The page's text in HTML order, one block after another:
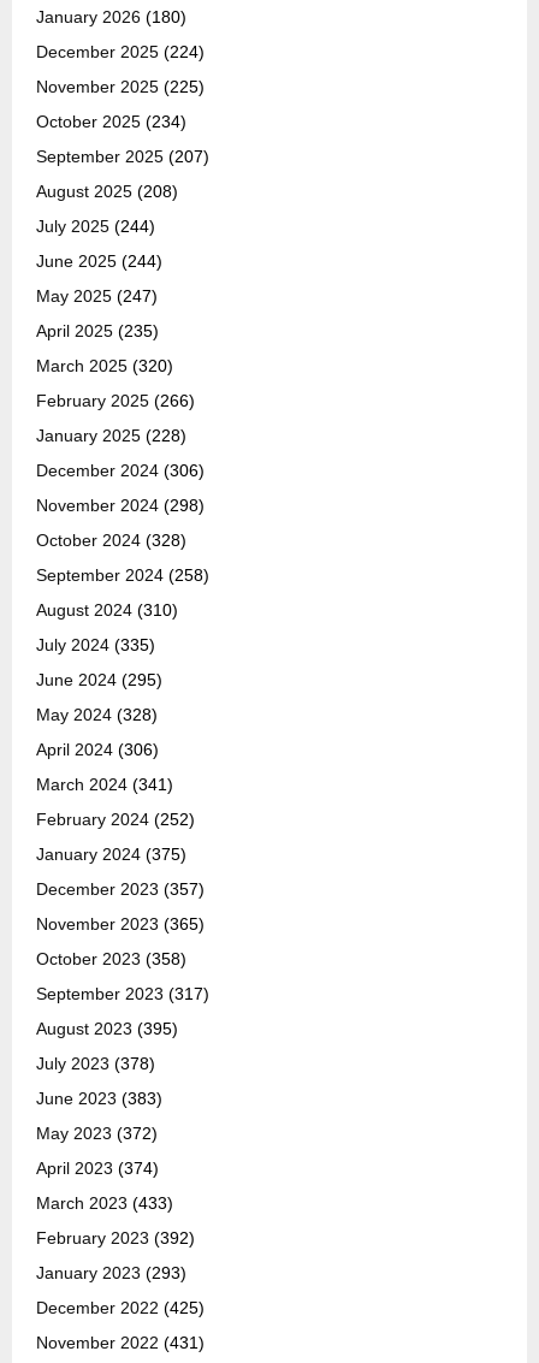
January 2026 (180)
December 2025 (224)
November 2025 (225)
October 2025 (234)
September 2025 (207)
August 2025 (208)
July 2025 (244)
June 2025 (244)
May 2025 (247)
April 2025 (235)
March 2025 (320)
February 2025 (266)
January 2025 (228)
December 2024 (306)
November 2024 (298)
October 2024 (328)
September 2024 (258)
August 2024 (310)
July 2024 (335)
June 2024 (295)
May 2024 (328)
April 2024 (306)
March 2024 (341)
February 2024 (252)
January 2024 (375)
December 2023 (357)
November 2023 (365)
October 2023 (358)
September 2023 (317)
August 2023 (395)
July 2023 (378)
June 2023 (383)
May 2023 (372)
April 2023 (374)
March 2023 (433)
February 2023 (392)
January 2023 (293)
December 2022 (425)
November 2022 (431)